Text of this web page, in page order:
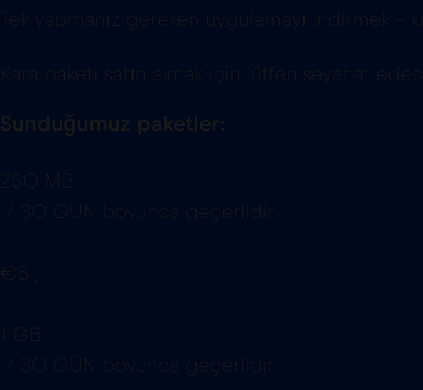
Tek yapmanız gereken uygulamayı indirmek –
Kara paketi satın almak için lütfen seyahat
Sunduğumuz paketler:
250 MB
/ 30 GÜN boyunca geçerlidir
€5 ,-
1 GB
/ 30 GÜN boyunca geçerlidir